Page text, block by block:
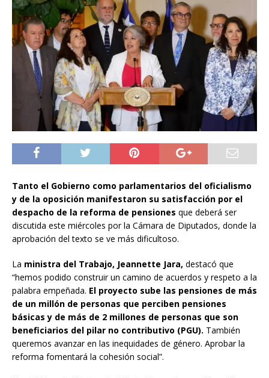
Tanto el Gobierno como parlamentarios del oficialismo
y de la oposición manifestaron su satisfacción por el
despacho de la reforma de pensiones que deberá ser
discutida este miércoles por la Cámara de Diputados, donde la
aprobación del texto se ve más dificultoso.
La ministra del Trabajo, Jeannette Jara, destacó que
“hemos podido construir un camino de acuerdos y respeto a la
palabra empeñada. El proyecto sube las pensiones de más
de un millón de personas que perciben pensiones
básicas y de más de 2 millones de personas que son
beneficiarios del pilar no contributivo (PGU). También
queremos avanzar en las inequidades de género. Aprobar la
reforma fomentará la cohesión social”.